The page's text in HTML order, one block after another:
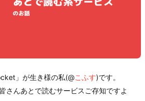
」が生き様の私(@こふす)です。
さんあとで読むサービスご存知ですよ